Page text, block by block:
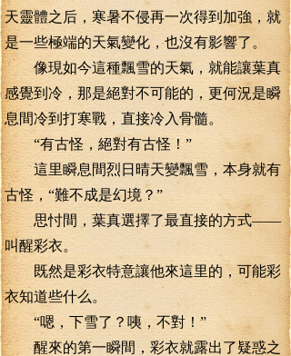
天靈體之后，寒暑不侵再一次得到加強，就
是一些極端的天氣變化，也沒有影響了。
像現如今這種飄雪的天氣，就能讓葉真
感覺到冷，那是絕對不可能的，更何況是瞬
息間冷到打寒戰，直接冷入骨髓。
“有古怪，絕對有古怪！”
這里瞬息間烈日晴天變飄雪，本身就有
古怪，“難不成是幻境？”
思忖間，葉真選擇了最直接的方式——
叫醒彩衣。
既然是彩衣特意讓他來這里的，可能彩
衣知道些什么。
“嗯，下雪了？咦，不對！”
醒來的第一瞬間，彩衣就露出了疑惑之